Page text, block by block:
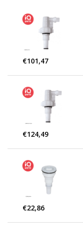
€101,47
€124,49
€22,86